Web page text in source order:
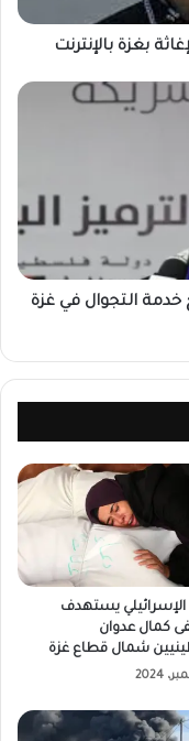
بغزة بالإنترنت
خدمة التجوال في غزة
الإسرائيلي يستهدف
كمال عدوان
شمال قطاع غزة